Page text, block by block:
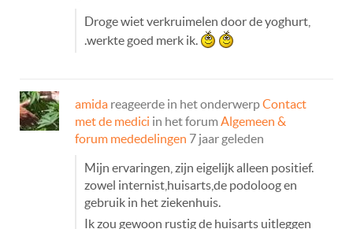
Droge wiet verkruimelen door de yoghurt,
.werkte goed merk ik.
amida reageerde in het onderwerpContact
met de medici in het forum Algemeen &
forum mededelingen 7 jaar geleden
Mijn ervaringen, zijn eigelijk alleen positief.
zowel internist,huisarts,de podoloog en
gebruik in het ziekenhuis.
Ik zou gewoon rustig de huisarts uitleggen